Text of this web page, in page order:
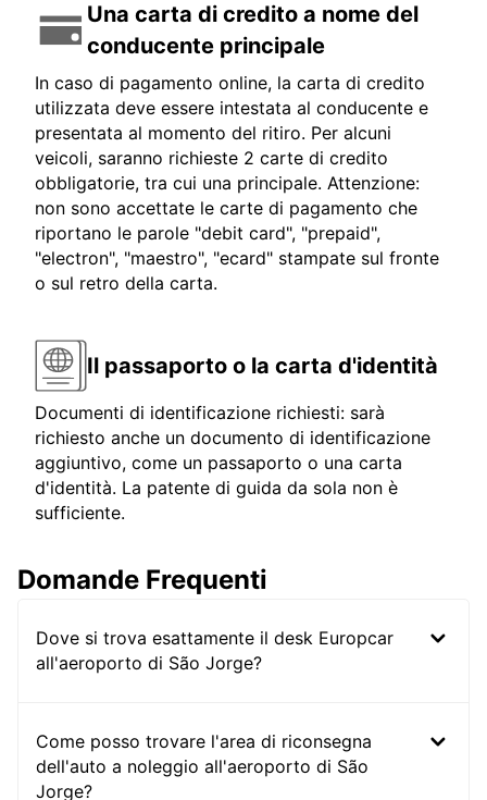
Una carta di credito a nome del
conducente principale
In caso di pagamento online, la carta di credito
utilizzata deve essere intestata al conducente e
presentata al momento del ritiro. Per alcuni
veicoli, saranno richieste 2 carte di credito
obbligatorie, tra cui una principale. Attenzione:
non sono accettate le carte di pagamento che
riportano le parole "debit card", "prepaid",
"electron", "maestro", "ecard" stampate sul fronte
o sul retro della carta.
Il passaporto o la carta d'identità
Documenti di identificazione richiesti: sarà
richiesto anche un documento di identificazione
aggiuntivo, come un passaporto o una carta
d'identità. La patente di guida da sola non è
sufficiente.
Domande Frequenti
Dove si trova esattamente il desk Europcar
all'aeroporto di São Jorge?
Come posso trovare l'area di riconsegna
dell'auto a noleggio all'aeroporto di São
Jorge?